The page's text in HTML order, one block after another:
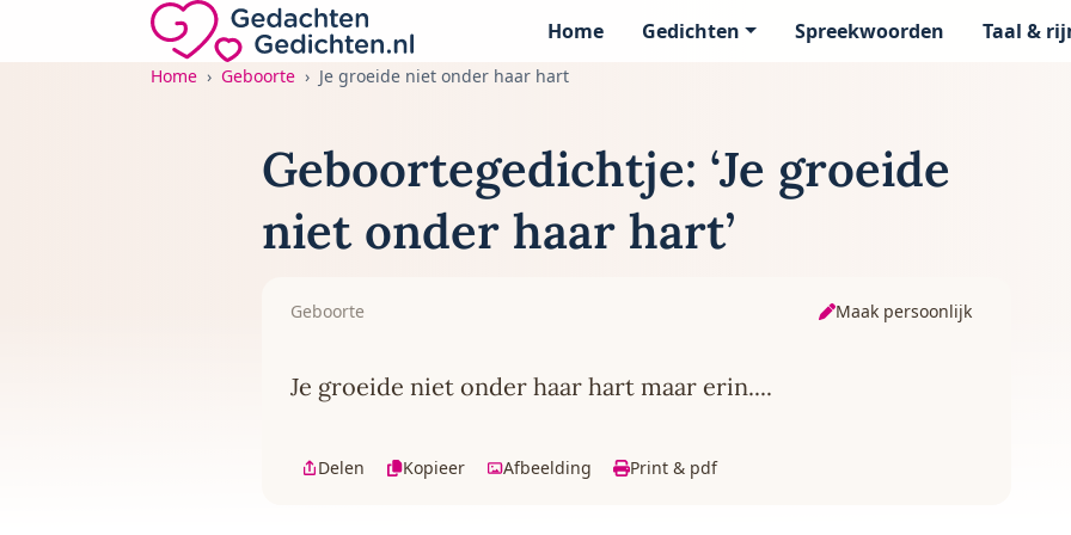
Direct naar de inhoud
Gedachten-Gedichten.nl — naar de homepage
Home Gedichten Spreekwoorden Taal &
Home Geboorte Je groeide niet onder haar hart
Geboortegedichtje: ‘Je groeide
niet onder haar hart’
Geboorte Maak persoonlijk
Je groeide niet onder haar hart maar erin....
Delen Kopieer Afbeelding Print & pdf